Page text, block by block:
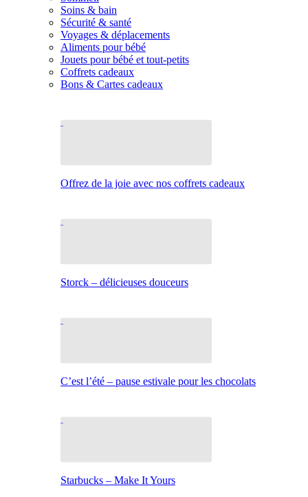
Soins & bain
Sécurité & santé
Voyages & déplacements
Aliments pour bébé
Jouets pour bébé et tout-petits
Coffrets cadeaux
Bons & Cartes cadeaux
Offrez de la joie avec nos coffrets cadeaux
Storck – délicieuses douceurs
C’est l’été – pause estivale pour les chocolats
Starbucks – Make It Yours